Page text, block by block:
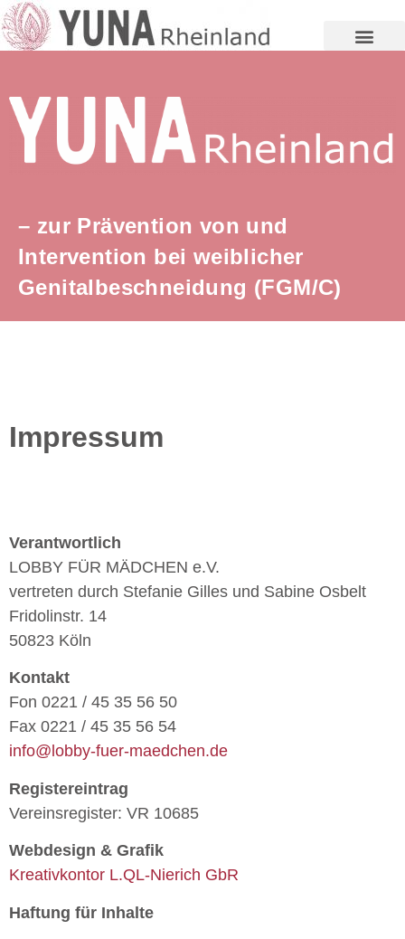
– zur Prävention von und
Intervention bei weiblicher
Genitalbeschneidung (FGM/C)
Impressum
Verantwortlich
LOBBY FÜR MÄDCHEN e.V.
vertreten durch Stefanie Gilles und Sabine Osbelt
Fridolinstr. 14
50823 Köln
Kontakt
Fon 0221 / 45 35 56 50
Fax 0221 / 45 35 56 54
info@lobby-fuer-maedchen.de
Registereintrag
Vereinsregister: VR 10685
Webdesign & Grafik
Kreativkontor L.QL-Nierich GbR
Haftung für Inhalte